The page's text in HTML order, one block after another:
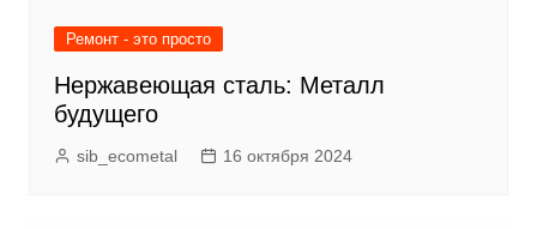
Ремонт - это просто
Нержавеющая сталь: Металл
будущего
sib_ecometal 16 октября 2024